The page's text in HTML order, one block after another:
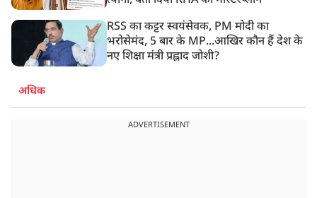
RSS का कट्टर स्वयंसेवक, PM मोदी का
भरोसेमंद, 5 बार के MP...आखिर कौन हैं देश के
नए शिक्षा मंत्री प्रह्लाद जोशी?
अधिक
ADVERTISEMENT